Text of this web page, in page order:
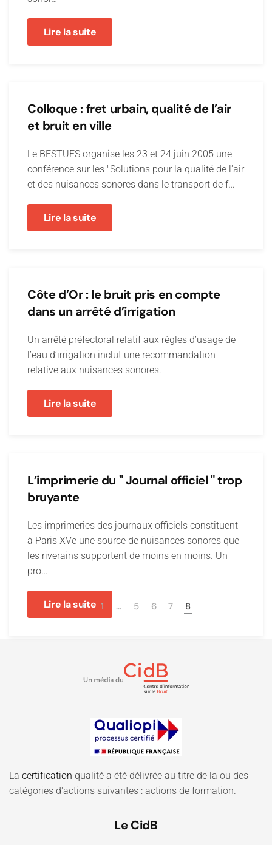
Lire la suite
Colloque : fret urbain, qualité de l’air
et bruit en ville
Le BESTUFS organise les 23 et 24 juin 2005 une
conférence sur les "Solutions pour la qualité de l'air
et des nuisances sonores dans le transport de f…
Lire la suite
Côte d’Or : le bruit pris en compte
dans un arrêté d’irrigation
Un arrêté préfectoral relatif aux règles d’usage de
l’eau d’irrigation inclut une recommandation
relative aux nuisances sonores.
Lire la suite
L’imprimerie du " Journal officiel " trop
bruyante
Les imprimeries des journaux officiels constituent
à Paris XVe une source de nuisances sonores que
les riverains supportent de moins en moins. Un
pro…
Lire la suite 1 … 5 6 7 8
La certification qualité a été délivrée au titre de la ou des
catégories d'actions suivantes : actions de formation.
Le CidB